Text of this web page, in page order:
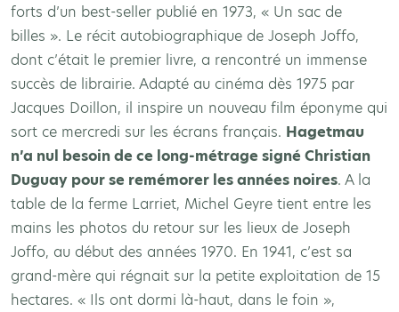
forts d’un best-seller publié en 1973, « Un sac de
billes ». Le récit autobiographique de Joseph Joffo,
dont c’était le premier livre, a rencontré un immense
succès de librairie. Adapté au cinéma dès 1975 par
Jacques Doillon, il inspire un nouveau film éponyme qui
sort ce mercredi sur les écrans français. Hagetmau
n’a nul besoin de ce long-métrage signé Christian
Duguay pour se remémorer les années noires. A la
table de la ferme Larriet, Michel Geyre tient entre les
mains les photos du retour sur les lieux de Joseph
Joffo, au début des années 1970. En 1941, c’est sa
grand-mère qui régnait sur la petite exploitation de 15
hectares. « Ils ont dormi là-haut, dans le foin »,